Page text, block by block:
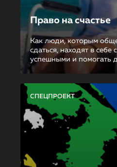
Право на счастье
Как люди, которым
сдаться, находят в себе
успешными и помогать
СПЕЦПРОЕКТ